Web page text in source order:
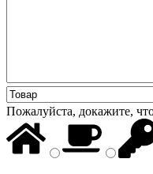
Пожалуйста, докажите,